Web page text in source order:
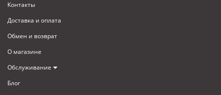
Контакты
Доставка и оплата
Обмен и возврат
О магазине
Обслуживание
Блог